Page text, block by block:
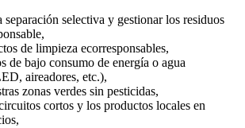
separación selectiva y gestionar los residuos
de limpieza ecorresponsables,
de bajo consumo de energía o agua
aireadores, etc.),
zonas verdes sin pesticidas,
cortos y los productos locales en